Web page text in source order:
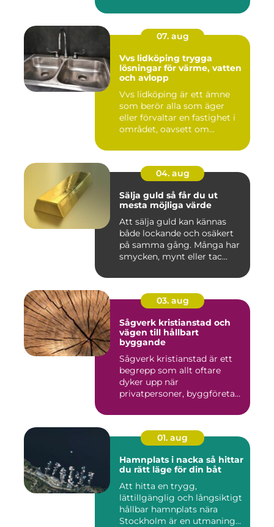
07. aug
Vvs lidköping trygga
lösningar för värme, vatten
och avlopp
Vvs lidköping är ett ämne
som berör alla som äger
eller förvaltar en fastighet i
området, oavsett om...
04. aug
Sälja guld så får du ut
mesta möjliga värde
Att sälja guld kan kännas
både lockande och osäkert
på samma gång. Många har
smycken, mynt eller tac...
03. aug
Sågverk kristianstad och
vägen till hållbart
byggande
Sågverk kristianstad är ett
begrepp som allt oftare
dyker upp när
privatpersoner, byggföretag
01. aug
Hamnplats i nacka så hittar
du rätt läge för din båt
Att hitta en trygg,
lättillgänglig och långsiktigt
hållbar hamnplats nära
Stockholm är en utmaning